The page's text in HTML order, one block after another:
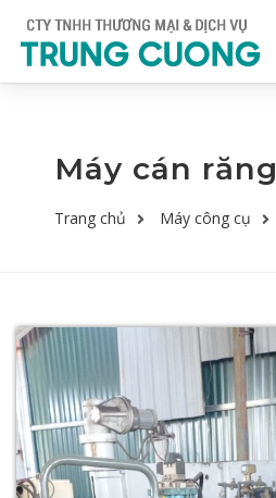
Máy cán răng
Trang chủ Máy công cụ